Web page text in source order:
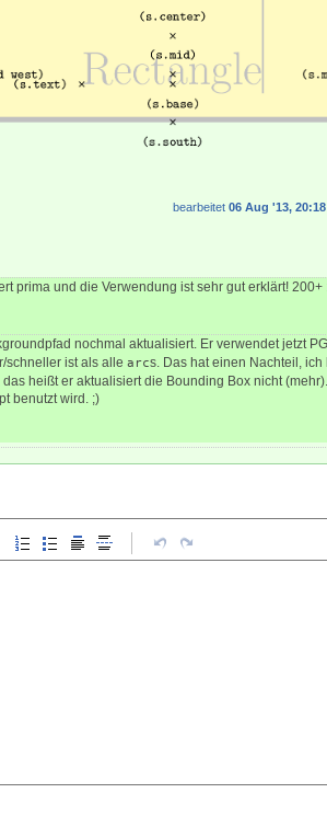
bearbeitet 06 Aug '13, 20:18
prima und die Verwendung ist sehr gut erklärt! 200+
nochmal aktualisiert. Er verwendet jetzt
schneller ist als alle arcs. Das hat einen Nachteil, ich
heißt er aktualisiert die Bounding Box nicht
benutzt wird. ;)